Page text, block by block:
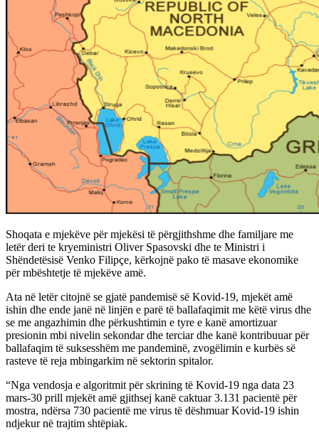
Shoqata e mjekëve për mjekësi të përgjithshme dhe familjare me
letër deri te kryeministri Oliver Spasovski dhe te Ministri i
Shëndetësisë Venko Filipçe, kërkojnë pako të masave ekonomike
për mbështetje të mjekëve amë.
Ata në letër citojnë se gjatë pandemisë së Kovid-19, mjekët amë
ishin dhe ende janë në linjën e parë të ballafaqimit me këtë virus dhe
se me angazhimin dhe përkushtimin e tyre e kanë amortizuar
presionin mbi nivelin sekondar dhe terciar dhe kanë kontribuuar për
ballafaqim të suksesshëm me pandeminë, zvogëlimin e kurbës së
rasteve të reja mbingarkim në sektorin spitalor.
“Nga vendosja e algoritmit për skrining të Kovid-19 nga data 23
mars-30 prill mjekët amë gjithsej kanë caktuar 3.131 pacientë për
mostra, ndërsa 730 pacientë me virus të dëshmuar Kovid-19 ishin
ndjekur në trajtim shtëpiak.